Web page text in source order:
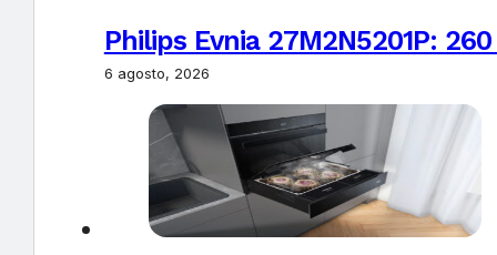
Philips Evnia 27M2N5201P:
6 agosto, 2026